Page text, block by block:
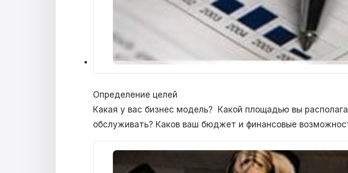
Определение целей
Какая у вас бизнес модель? Какой площадью вы
обслуживать? Каков ваш бюджет и финансовые